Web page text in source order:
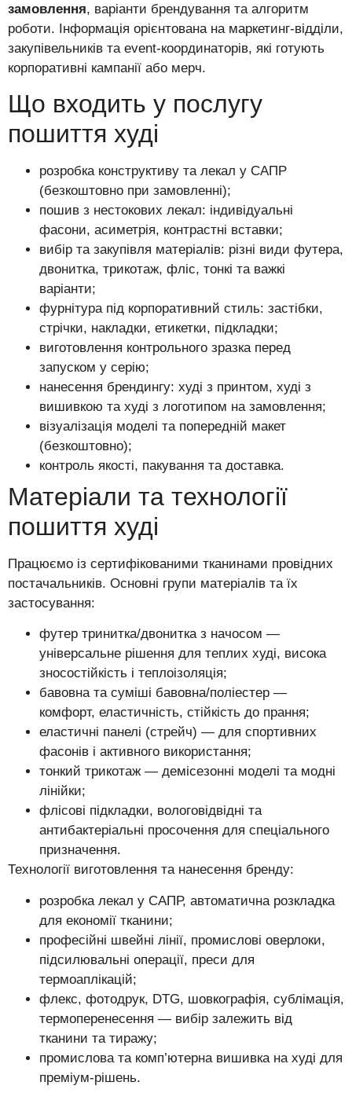
замовлення, варіанти брендування та алгоритм
роботи. Інформація орієнтована на маркетинг-відділи,
закупівельників та event-координаторів, які готують
корпоративні кампанії або мерч.
Що входить у послугу
пошиття худі
розробка конструктиву та лекал у САПР
(безкоштовно при замовленні);
пошив з нестокових лекал: індивідуальні
фасони, асиметрія, контрастні вставки;
вибір та закупівля матеріалів: різні види футера,
двонитка, трикотаж, фліс, тонкі та важкі
варіанти;
фурнітура під корпоративний стиль: застібки,
стрічки, накладки, етикетки, підкладки;
виготовлення контрольного зразка перед
запуском у серію;
нанесення брендингу: худі з принтом, худі з
вишивкою та худі з логотипом на замовлення;
візуалізація моделі та попередній макет
(безкоштовно);
контроль якості, пакування та доставка.
Матеріали та технології
пошиття худі
Працюємо із сертифікованими тканинами провідних
постачальників. Основні групи матеріалів та їх
застосування:
футер тринитка/двонитка з начосом —
універсальне рішення для теплих худі, висока
зносостійкість і теплоізоляція;
бавовна та суміші бавовна/поліестер —
комфорт, еластичність, стійкість до прання;
еластичні панелі (стрейч) — для спортивних
фасонів і активного використання;
тонкий трикотаж — демісезонні моделі та модні
лінійки;
флісові підкладки, вологовідвідні та
антибактеріальні просочення для спеціального
призначення.
Технології виготовлення та нанесення бренду:
розробка лекал у САПР, автоматична розкладка
для економії тканини;
професійні швейні лінії, промислові оверлоки,
підсилювальні операції, преси для
термоаплікацій;
флекс, фотодрук, DTG, шовкографія, сублімація,
термоперенесення — вибір залежить від
тканини та тиражу;
промислова та комп’ютерна вишивка на худі для
преміум-рішень.